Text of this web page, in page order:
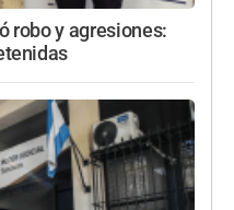
robo y agresiones: